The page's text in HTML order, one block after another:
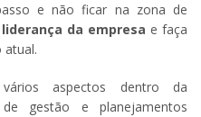
e não ficar na zona de
liderança da empresa e faça
atual.
aspectos dentro da
gestão e planejamentos